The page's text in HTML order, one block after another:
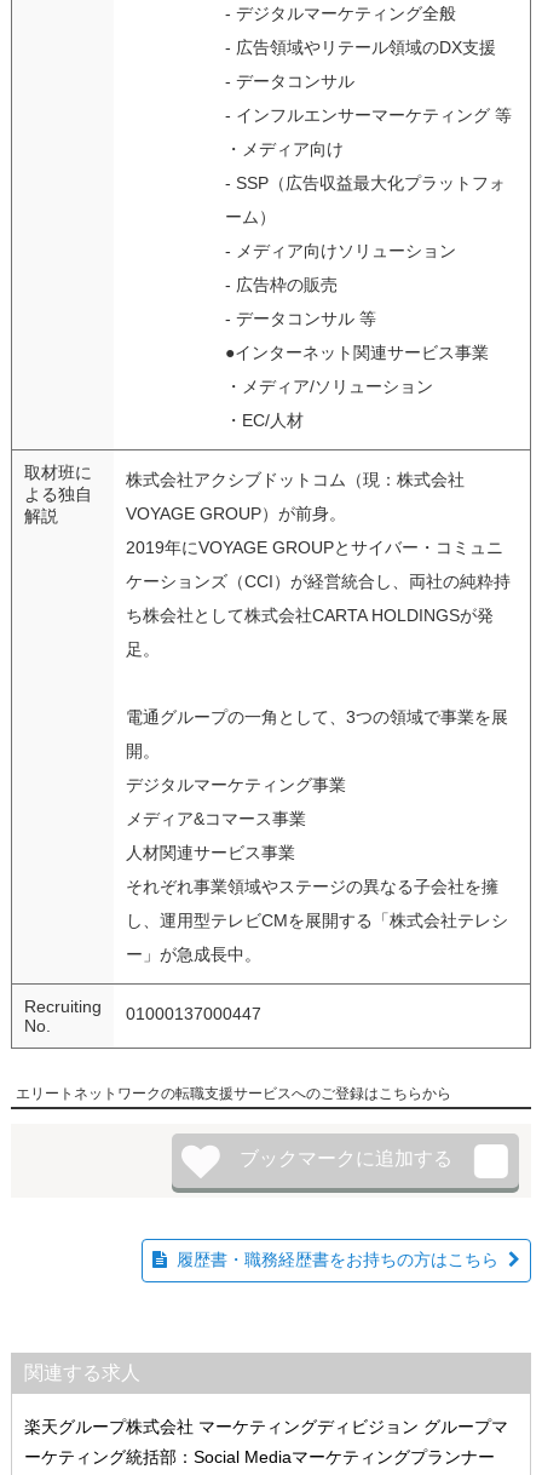
- デジタルマーケティング全般
- 広告領域やリテール領域のDX支援
- データコンサル
- インフルエンサーマーケティング 等
・メディア向け
- SSP（広告収益最大化プラットフォ
ーム）
- メディア向けソリューション
- 広告枠の販売
- データコンサル 等
●インターネット関連サービス事業
・メディア/ソリューション
・EC/人材
取材班に
よる独自
解説
株式会社アクシブドットコム（現：株式会社
VOYAGE GROUP）が前身。
2019年にVOYAGE GROUPとサイバー・コミュニ
ケーションズ（CCI）が経営統合し、両社の純粋持
ち株会社として株式会社CARTA HOLDINGSが発
足。
電通グループの一角として、3つの領域で事業を展
開。
デジタルマーケティング事業
メディア&コマース事業
人材関連サービス事業
それぞれ事業領域やステージの異なる子会社を擁
し、運用型テレビCMを展開する「株式会社テレシ
ー」が急成長中。
Recruiting
No.
01000137000447
エリートネットワークの転職支援サービスへのご登録はこちらから
履歴書・職務経歴書をお持ちの方はこちら
関連する求人
楽天グループ株式会社 マーケティングディビジョン グループマ
ーケティング統括部：Social Mediaマーケティングプランナー